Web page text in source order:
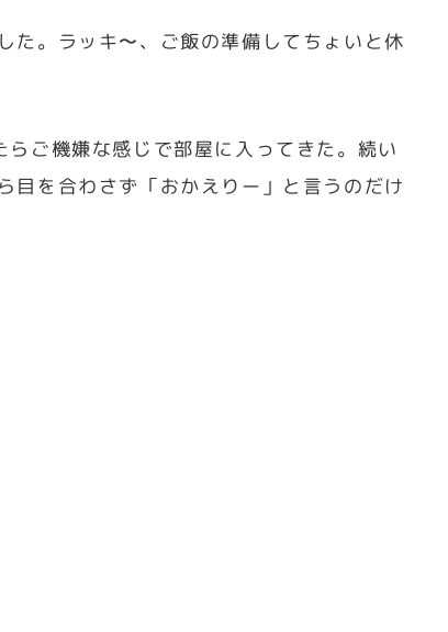
た。ラッキ〜、ご飯の準備してちょいと休
ご機嫌な感じで部屋に入ってきた。続い
目を合わさず「おかえりー」と言うのだけ